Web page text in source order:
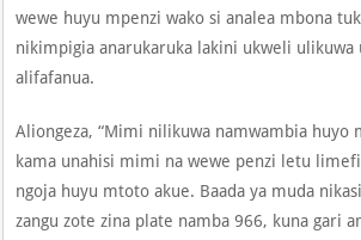
wewe huyu mpenzi wako si analea mbona
nikimpigia anarukaruka lakini ukweli ulikuwa
alifafanua.
Aliongeza, “Mimi nilikuwa namwambia huyo
kama unahisi mimi na wewe penzi letu
ngoja huyu mtoto akue. Baada ya muda
zangu zote zina plate namba 966, kuna gari